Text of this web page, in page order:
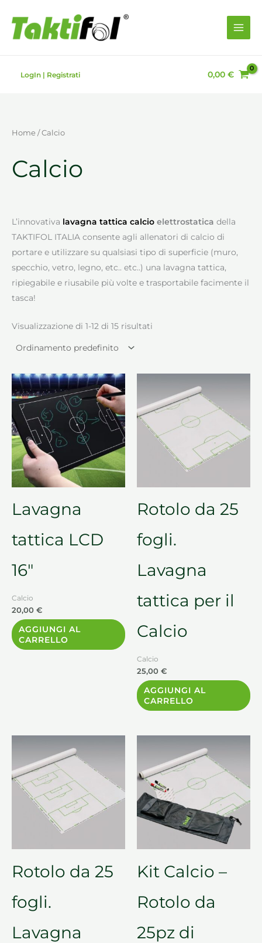
contenuto
LogIn | Registrati 0,00 €
Home / Calcio
Calcio
L’innovativa lavagna tattica calcio elettrostatica della
TAKTIFOL ITALIA consente agli allenatori di calcio di
portare e utilizzare su qualsiasi tipo di superficie (muro,
specchio, vetro, legno, etc.. etc..) una lavagna tattica,
ripiegabile e riusabile più volte e trasportabile facimente il
tasca!
Visualizzazione di 1-12 di 15 risultati
Lavagna
tattica LCD
16″
Calcio
20,00 €
AGGIUNGI AL
CARRELLO
Rotolo da 25
fogli.
Lavagna
tattica per il
Calcio
Calcio
25,00 €
AGGIUNGI AL
CARRELLO
Rotolo da 25
fogli.
Lavagna
Kit Calcio –
Rotolo da
25pz di